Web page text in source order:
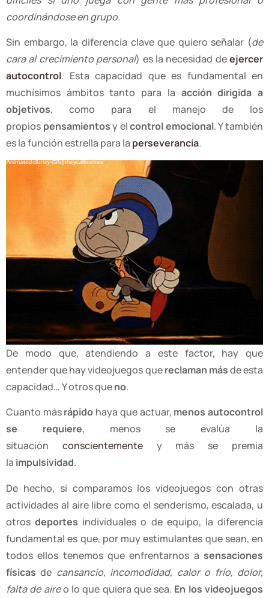
coordinándose en grupo.
Sin embargo, la diferencia clave que quiero señalar (de
cara al crecimiento personal) es la necesidad deejercer
autocontrol. Esta capacidad que es fundamental en
muchísimos ámbitos tanto para la acción dirigida a
objetivos, como para el manejo de los
propios pensamientosy elcontrol emocional. Y también
es la función estrella para la perseverancia.
De modo que, atendiendo a este factor, hay que
entender que hay videojuegos quereclaman másde esta
capacidad… Y otros queno.
Cuanto másrápido haya que actuar, menos autocontrol
se requiere, menos se evalúa la
situación conscientementey más se premia
la impulsividad.
De hecho, si comparamos los videojuegos con otras
actividades al aire libre como el senderismo, escalada, u
otrosdeportes individuales o de equipo, la diferencia
fundamental es que, por muy estimulantes que sean, en
todos ellos tenemos que enfrentarnos a sensaciones
físicas de cansancio, incomodidad, calor o frío, dolor,
falta de aireo lo que quiera que sea. En los videojuegos